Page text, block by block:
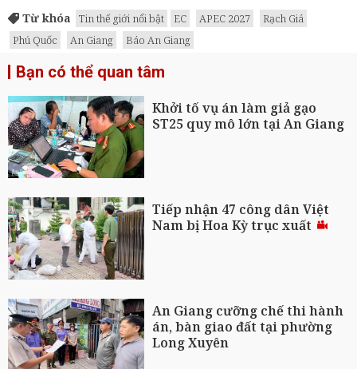
Từ khóa Tin thế giới nổi bật EC APEC 2027
Rạch Giá
Phú Quốc
An Giang Báo An Giang
Bạn có thể quan tâm
Khởi tố vụ án làm giả gạo
ST25 quy mô lớn tại An Giang
Tiếp nhận 47 công dân Việt
Nam bị Hoa Kỳ trục xuất
An Giang cưỡng chế thi hành
án, bàn giao đất tại phường
Long Xuyên